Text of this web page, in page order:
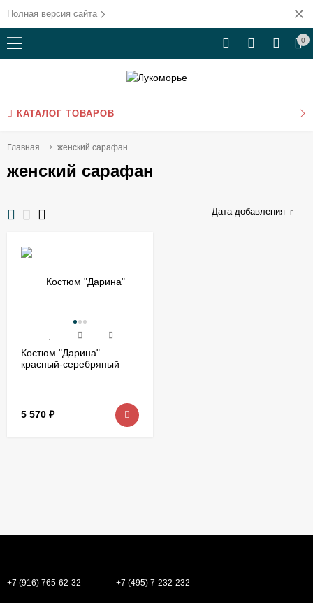
Полная версия сайта
0
КАТАЛОГ ТОВАРОВ
Главная женский сарафан
женский сарафан
Дата добавления
Костюм "Дарина"
красный-серебряный
5 570 ₽
+7 (916) 765-62-32 +7 (495) 7-232-232